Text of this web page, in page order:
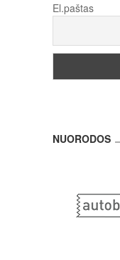
El.paštas
NUORODOS